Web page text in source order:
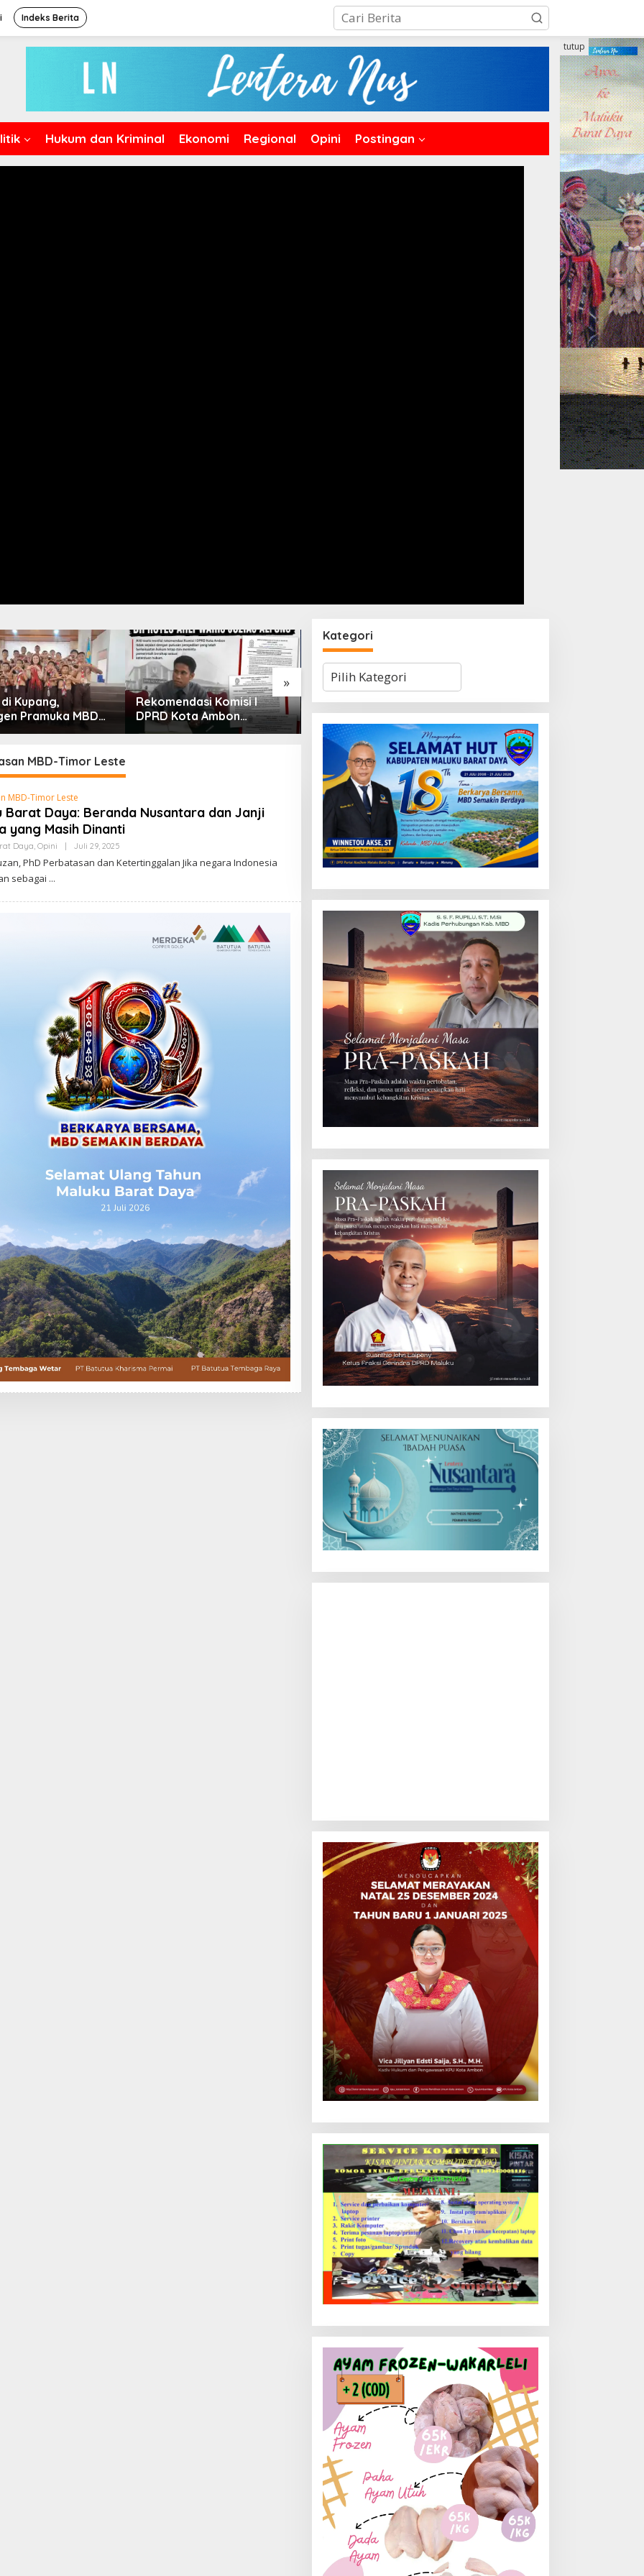
Indeks Berita
Hukum dan Kriminal Ekonomi Regional Opini Postingan
tutup
»
Kupang,
Pramuka MBD
XII 2026
Rekomendasi Komisi I
DPRD Kota Ambon
Diprotes Ahli Waris Jozias
PWI Maluku Minta Kapolda
Evaluasi Kapolresta Ambon
Atas Kriminaliasi Lutfi
Heluth, Said Sotta: Bila
Perlu Copot Kasatreskrim
Polresta Ambon
Polisi Tangkap Belasan
Terduga Pelaku Judi Dadu
di Dobo, Muncul Dugaan
Setoran Rp5 Juta dan
Selisih Barang Bukti
MBD-Timor Leste
MBD-Timor Leste
Barat Daya: Beranda Nusantara dan Janji
yang Masih Dinanti
Daya, Opini Juli 29, 2025Oleh
Nusantara.Co.Id
PhD Perbatasan dan Ketertinggalan Jika negara Indonesia
sebagai
Kategori
Kategori